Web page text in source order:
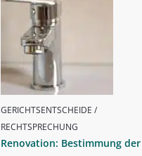
GERICHTSENTSCHEIDE /
RECHTSPRECHUNG
Renovation: Bestimmung der